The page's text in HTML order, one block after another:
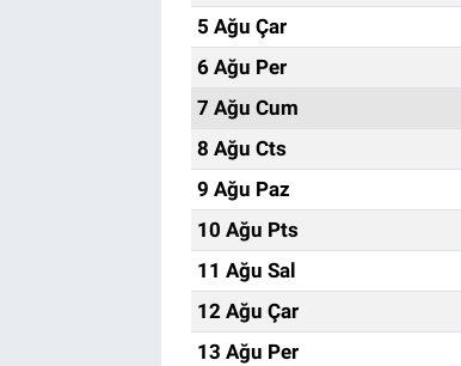
5 Ağu Çar
6 Ağu Per
7 Ağu Cum
8 Ağu Cts
9 Ağu Paz
10 Ağu Pts
11 Ağu Sal
12 Ağu Çar
13 Ağu Per